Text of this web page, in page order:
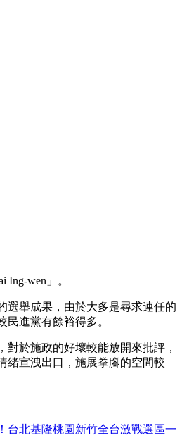
Ing-wen」。
選舉成果，由於大多是尋求連任的
民進黨有餘裕得多。
對於施政的好壞較能放開來批評，
緒宣洩出口，施展拳腳的空間較
台北基隆桃園新竹全台激戰選區一